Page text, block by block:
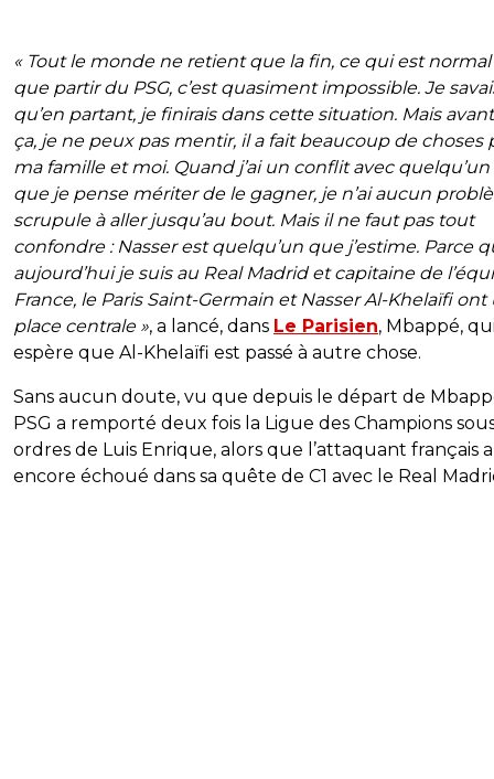
« Tout le monde ne retient que la fin, ce qui est
que partir du PSG, c’est quasiment impossible. Je
qu’en partant, je finirais dans cette situation. Mais
ça, je ne peux pas mentir, il a fait beaucoup de choses
ma famille et moi. Quand j’ai un conflit avec quelqu’un
que je pense mériter de le gagner, je n’ai aucun
scrupule à aller jusqu’au bout. Mais il ne faut pas tout
confondre : Nasser est quelqu’un que j’estime. Parce
aujourd’hui je suis au Real Madrid et capitaine de
France, le Paris Saint-Germain et Nasser Al-Khelaïfi ont
place centrale », a lancé, dans Le Parisien, Mbappé,
espère que Al-Khelaïfi est passé à autre chose.
Sans aucun doute, vu que depuis le départ de
PSG a remporté deux fois la Ligue des Champions
ordres de Luis Enrique, alors que l’attaquant français a
encore échoué dans sa quête de C1 avec le Real